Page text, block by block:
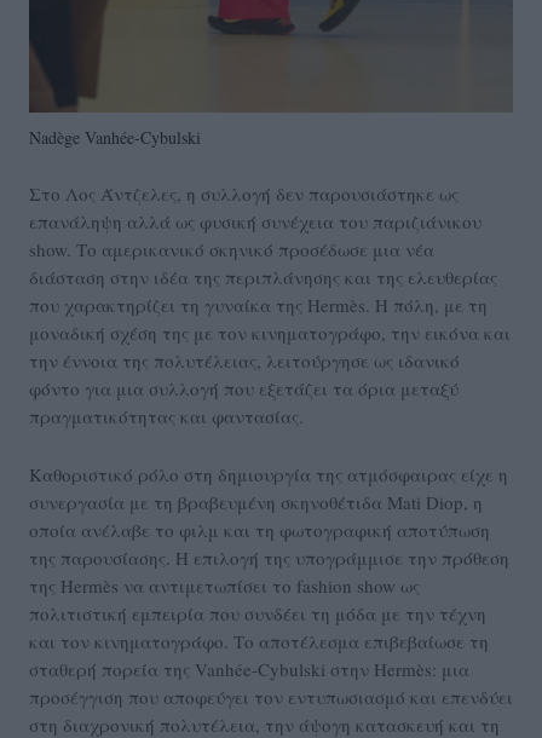
Nadège Vanhée-Cybulski
Στο Λος Άντζελες, η συλλογή δεν παρουσιάστηκε ως
επανάληψη αλλά ως φυσική συνέχεια του παριζιάνικου
show. Tο αμερικανικό σκηνικό προσέδωσε μια νέα
διάσταση στην ιδέα της περιπλάνησης και της ελευθερίας
που χαρακτηρίζει τη γυναίκα της Hermès. Η πόλη, με τη
μοναδική σχέση της με τον κινηματογράφο, την εικόνα και
την έννοια της πολυτέλειας, λειτούργησε ως ιδανικό
φόντο για μια συλλογή που εξετάζει τα όρια μεταξύ
πραγματικότητας και φαντασίας.
Καθοριστικό ρόλο στη δημιουργία της ατμόσφαιρας είχε η
συνεργασία με τη βραβευμένη σκηνοθέτιδα Mati Diop, η
οποία ανέλαβε το φιλμ και τη φωτογραφική αποτύπωση
της παρουσίασης. Η επιλογή της υπογράμμισε την πρόθεση
της Hermès να αντιμετωπίσει το fashion show ως
πολιτιστική εμπειρία που συνδέει τη μόδα με την τέχνη
και τον κινηματογράφο. Το αποτέλεσμα επιβεβαίωσε τη
σταθερή πορεία της Vanhée-Cybulski στην Hermès: μια
προσέγγιση που αποφεύγει τον εντυπωσιασμό και επενδύει
στη διαχρονική πολυτέλεια, την άψογη κατασκευή και τη